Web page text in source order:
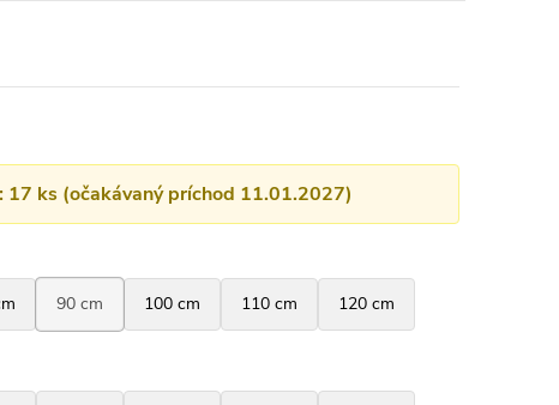
17 ks (očakávaný príchod 11.01.2027)